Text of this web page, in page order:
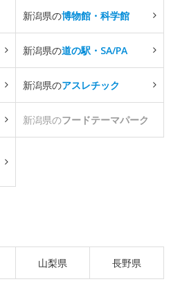
新潟県の博物館・科学館
新潟県の道の駅・SA/PA
新潟県のアスレチック
新潟県のフードテーマパーク
山梨県 長野県